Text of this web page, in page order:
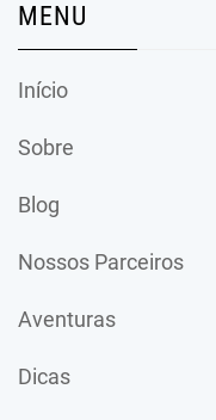
MENU
Início
Sobre
Blog
Nossos Parceiros
Aventuras
Dicas